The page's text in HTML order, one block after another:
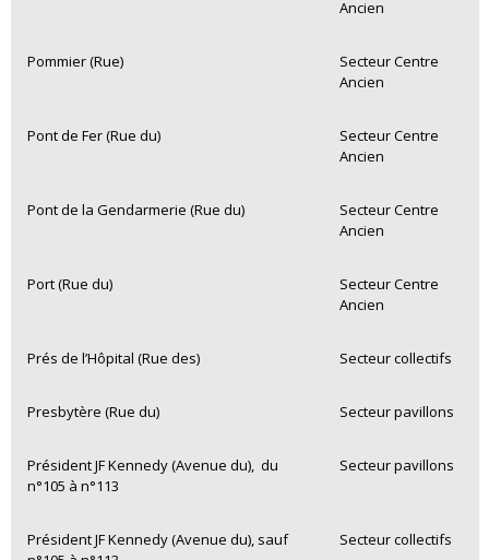
Ancien
Pommier (Rue)
Secteur Centre
Ancien
Pont de Fer (Rue du)
Secteur Centre
Ancien
Pont de la Gendarmerie (Rue du)
Secteur Centre
Ancien
Port (Rue du)
Secteur Centre
Ancien
Prés de l’Hôpital (Rue des) Secteur collectifs
Presbytère (Rue du) Secteur pavillons
Président JF Kennedy (Avenue du), du
n°105 à n°113
Secteur pavillons
Président JF Kennedy (Avenue du), sauf
Secteur collectifs